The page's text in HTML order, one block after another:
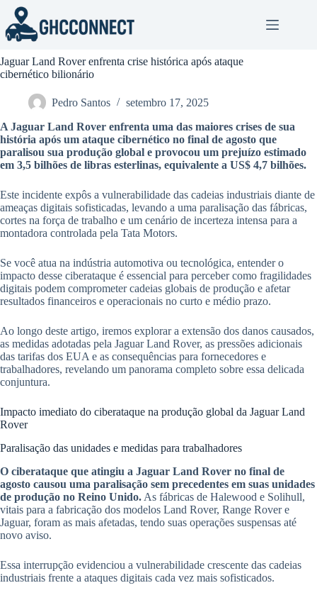
Pular
para
conteúdo
Jaguar Land Rover enfrenta crise histórica após ataque
cibernético bilionário
Pedro Santos
setembro 17, 2025
A Jaguar Land Rover enfrenta uma das maiores crises de sua
história após um ataque cibernético no final de agosto que
paralisou sua produção global e provocou um prejuízo estimado
em 3,5 bilhões de libras esterlinas, equivalente a US$ 4,7 bilhões.
Este incidente expôs a vulnerabilidade das cadeias industriais diante de
ameaças digitais sofisticadas, levando a uma paralisação das fábricas,
cortes na força de trabalho e um cenário de incerteza intensa para a
montadora controlada pela Tata Motors.
Se você atua na indústria automotiva ou tecnológica, entender o
impacto desse ciberataque é essencial para perceber como fragilidades
digitais podem comprometer cadeias globais de produção e afetar
resultados financeiros e operacionais no curto e médio prazo.
Ao longo deste artigo, iremos explorar a extensão dos danos causados,
as medidas adotadas pela Jaguar Land Rover, as pressões adicionais
das tarifas dos EUA e as consequências para fornecedores e
trabalhadores, revelando um panorama completo sobre essa delicada
conjuntura.
Impacto imediato do ciberataque na produção global da Jaguar Land
Rover
Paralisação das unidades e medidas para trabalhadores
O ciberataque que atingiu a Jaguar Land Rover no final de
agosto causou uma paralisação sem precedentes em suas unidades
de produção no Reino Unido. As fábricas de Halewood e Solihull,
vitais para a fabricação dos modelos Land Rover, Range Rover e
Jaguar, foram as mais afetadas, tendo suas operações suspensas até
novo aviso.
Essa interrupção evidenciou a vulnerabilidade crescente das cadeias
industriais frente a ataques digitais cada vez mais sofisticados.